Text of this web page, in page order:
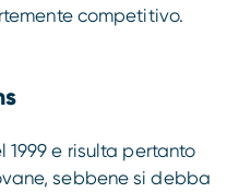
competitivo.
1999 e risulta pertanto
sebbene si debba